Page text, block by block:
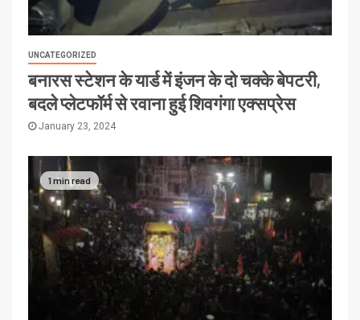
UNCATEGORIZED
बनारस स्टेशन के यार्ड में इंजन के दो चक्के बेपटरी,
बदले प्लेटफॉर्म से रवाना हुई शिवगंगा एक्सप्रेस
January 23, 2024
1 min read